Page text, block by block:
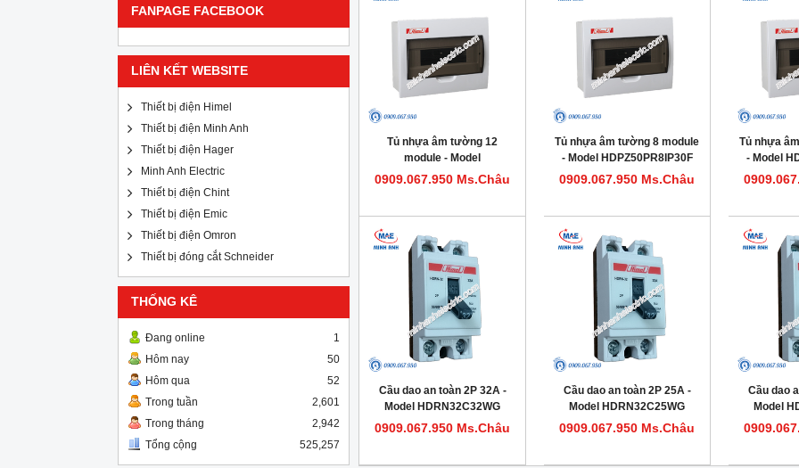
FANPAGE FACEBOOK
LIÊN KẾT WEBSITE
Thiết bị điện Himel
Thiết bị điện Minh Anh
Thiết bị điện Hager
Minh Anh Electric
Thiết bị điện Chint
Thiết bị điện Emic
Thiết bị điện Omron
Thiết bị đóng cắt Schneider
THỐNG KÊ
Đang online
1
Hôm nay
50
Hôm qua
52
Trong tuần
2,601
Trong tháng
2,942
Tổng cộng
525,257
Tủ nhựa âm tường 12
module - Model
HDPZ50PR12IP30F
0909.067.950 Ms.Châu
Tủ nhựa âm tường 8 module
- Model HDPZ50PR8IP30F
0909.067.950 Ms.Châu
Tủ nhựa
- Model
Cầu dao an toàn 2P 32A -
Model HDRN32C32WG
0909.067.950 Ms.Châu
Cầu dao an toàn 2P 25A -
Model HDRN32C25WG
0909.067.950 Ms.Châu
Cầu dao
Model